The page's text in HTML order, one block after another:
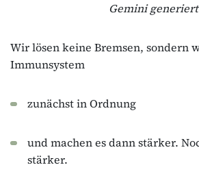
Gemini generiert
Wir lösen keine Bremsen, sondern
Immunsystem
zunächst in Ordnung
und machen es dann stärker.
stärker.